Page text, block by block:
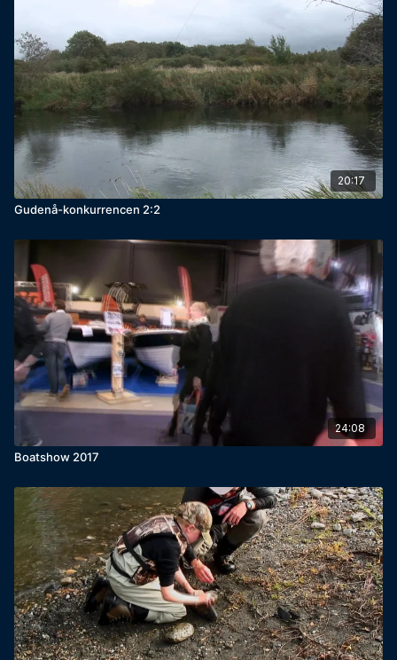
20:17
Gudenå-konkurrencen 2:2
24:08
Boatshow 2017